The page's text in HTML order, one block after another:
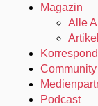
Magazin
Alle
Community
Podcast